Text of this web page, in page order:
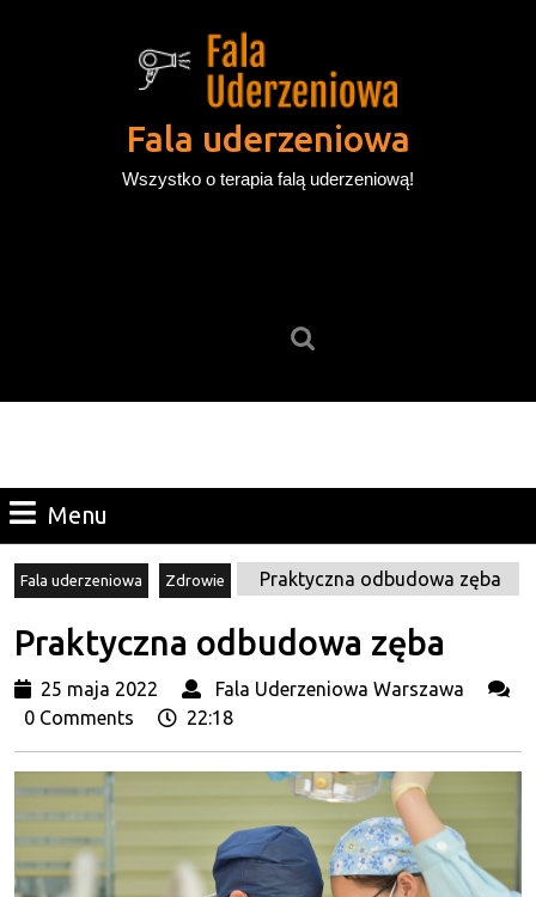
Fala uderzeniowa
Wszystko o terapia falą uderzeniową!
Menu
Fala uderzeniowa Zdrowie Praktyczna odbudowa zęba
Praktyczna odbudowa zęba
25 maja 2022
25
maja
Fala Uderzeniowa Warszawa
Fala
0 Comments 22:18